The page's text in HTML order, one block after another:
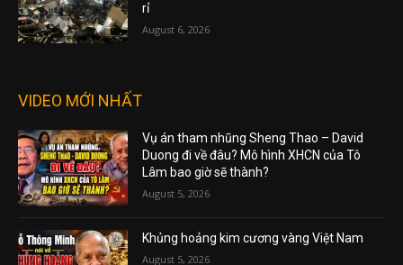
rỉ
August 6, 2026
VIDEO MỚI NHẤT
Vụ án tham nhũng Sheng Thao – David
Duong đi về đâu? Mô hình XHCN của Tô
Lâm bao giờ sẽ thành?
August 5, 2026
Khủng hoảng kim cương vàng Việt Nam
August 5, 2026